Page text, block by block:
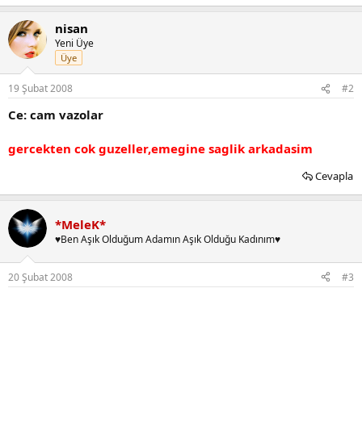
nisan
Yeni Üye
Üye
19 Şubat 2008 #2
Ce: cam vazolar
gercekten cok guzeller,emegine saglik arkadasim
Cevapla
*MeleK*
♥Ben Aşık Olduğum Adamın Aşık Olduğu Kadınım♥
20 Şubat 2008 #3